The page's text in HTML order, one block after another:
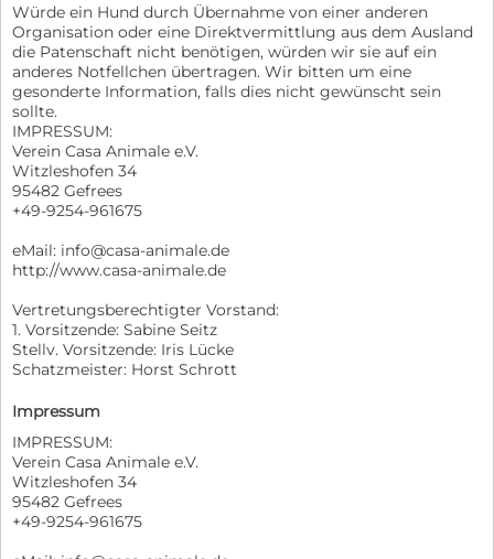
Würde ein Hund durch Übernahme von einer anderen
Organisation oder eine Direktvermittlung aus dem Ausland
die Patenschaft nicht benötigen, würden wir sie auf ein
anderes Notfellchen übertragen. Wir bitten um eine
gesonderte Information, falls dies nicht gewünscht sein
sollte.
IMPRESSUM:
Verein Casa Animale e.V.
Witzleshofen 34
95482 Gefrees
+49-9254-961675
eMail: info@casa-animale.de
http://www.casa-animale.de
Vertretungsberechtigter Vorstand:
1. Vorsitzende: Sabine Seitz
Stellv. Vorsitzende: Iris Lücke
Schatzmeister: Horst Schrott
Impressum
IMPRESSUM:
Verein Casa Animale e.V.
Witzleshofen 34
95482 Gefrees
+49-9254-961675